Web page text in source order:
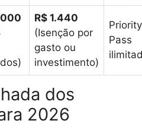
R$ 1.440
(Isenção por
gasto ou
investimento)
Priority
Pass
dos
2026